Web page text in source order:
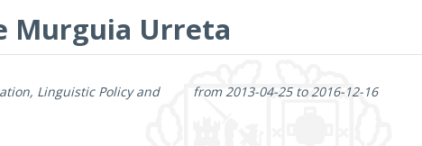
Murguia Urreta
Linguistic Policy and
from 2013-04-25 to 2016-12-16